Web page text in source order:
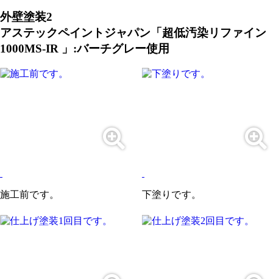
外壁塗装2
アステックペイントジャパン「超低汚染リファイン
1000MS-IR 」:バーチグレー使用
施工前です。 下塗りです。